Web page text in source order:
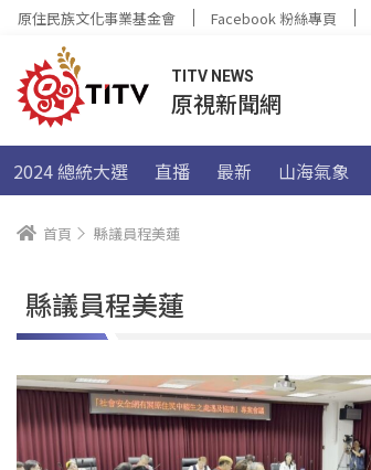
原住民族文化事業基金會 Facebook 粉絲專頁
TITV NEWS
原視新聞網
2024 總統大選 直播 最新 山海氣象
首頁 縣議員程美蓮
縣議員程美蓮